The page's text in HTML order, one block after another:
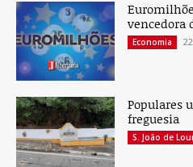
vencedora
Economia
Populares
freguesia
S. João de